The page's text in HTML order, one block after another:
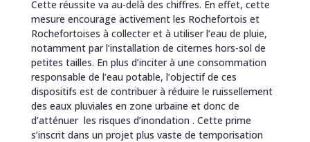
Cette réussite va au-delà des chiffres. En effet, cette
mesure encourage activement les Rochefortois et
Rochefortoises à collecter et à utiliser l’eau de pluie,
notamment par l’installation de citernes hors-sol de
petites tailles. En plus d’inciter à une consommation
responsable de l’eau potable, l’objectif de ces
dispositifs est de contribuer à réduire le ruissellement
des eaux pluviales en zone urbaine et donc de
d’atténuer les risques d’inondation . Cette prime
s’inscrit dans un projet plus vaste de temporisation